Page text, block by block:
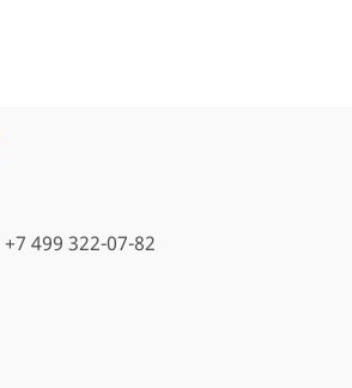
+7 499 322-07-82